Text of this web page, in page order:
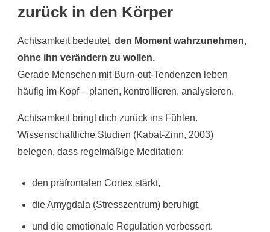
zurück in den Körper
Achtsamkeit bedeutet, den Moment wahrzunehmen,
ohne ihn verändern zu wollen.
Gerade Menschen mit Burn-out-Tendenzen leben
häufig im Kopf – planen, kontrollieren, analysieren.
Achtsamkeit bringt dich zurück ins Fühlen.
Wissenschaftliche Studien (Kabat-Zinn, 2003)
belegen, dass regelmäßige Meditation:
den präfrontalen Cortex stärkt,
die Amygdala (Stresszentrum) beruhigt,
und die emotionale Regulation verbessert.